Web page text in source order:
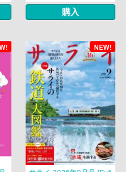
購入
NEW!